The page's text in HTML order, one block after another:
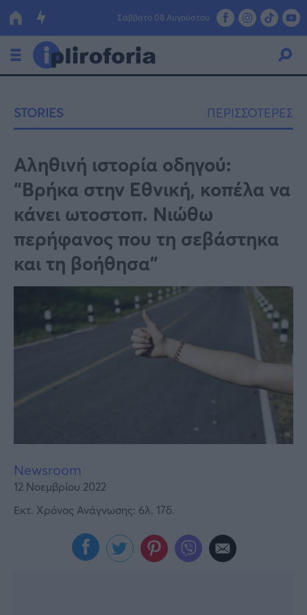
Σάββατο 08 Αυγούστου
Οικονομία
Πολιτική
Τράπεζες
Επιδοτήσεις
ΕΣΠΑ
Κόσμος
Lifestyle
Αθλητικά
Υγεία
Γυναίκα
Καιρός
STORIES ΠΕΡΙΣΣΟΤΕΡΕΣ
Αληθινή ιστορία οδηγού:
“Βρήκα στην Εθνική, κοπέλα να
κάνει ωτοστοπ. Νιώθω
περήφανος που τη σεβάστηκα
και τη βοήθησα”
Newsroom
12 Νοεμβρίου 2022
Εκτ. Χρόνος Ανάγνωσης: 6λ. 17δ.